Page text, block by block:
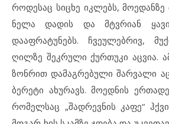
როდესაც სიცხე იკლებს, მოედანზე
ნელა დადის და მტვრიან
დააფრატუნებს. ჩვეულებრივ,
ღილზე შეკრული ქურთუკი აცვია.
ზონრით დამაგრებული შარვალი
ბერეტი ახურავს. მოედნის
რომელსაც „შადრევნის კაფე“